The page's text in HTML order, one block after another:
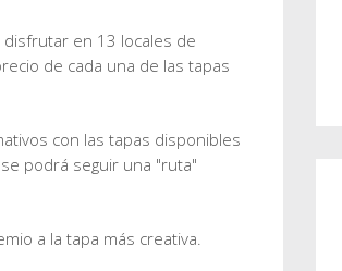
en 13 locales de
de cada una de las tapas
con las tapas disponibles
podrá seguir una "ruta"
a la tapa más creativa.